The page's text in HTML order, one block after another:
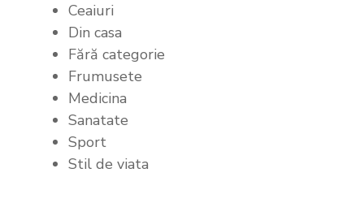
Ceaiuri
Din casa
Fără categorie
Frumusete
Medicina
Sanatate
Sport
Stil de viata